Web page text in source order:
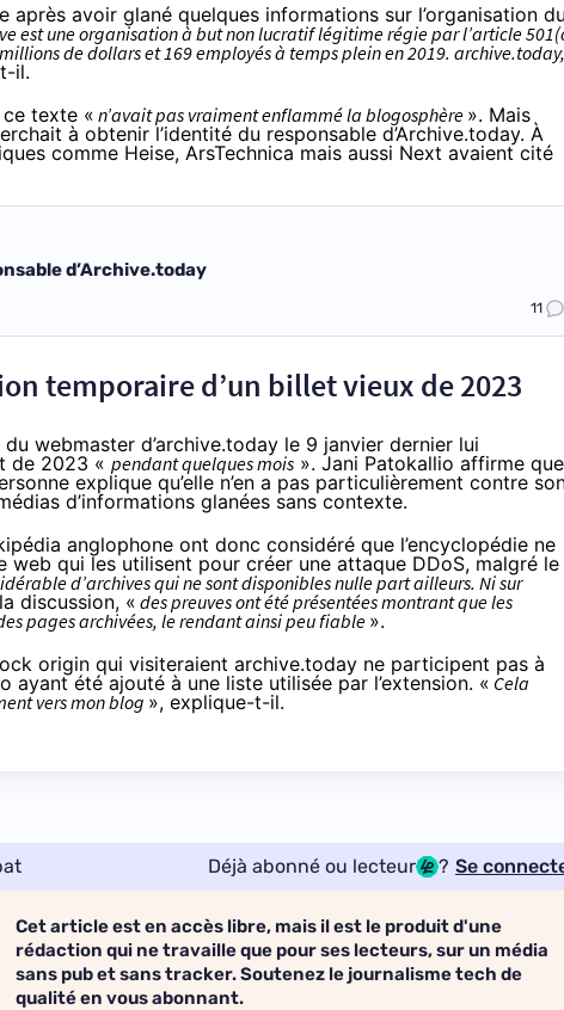
après avoir glané quelques informations sur l’organisation du
est une organisation à but non lucratif légitime régie par l’article
de dollars et 169 employés à temps plein en 2019. archive.today,
il.
ce texte « n’avait pas vraiment enflammé la blogosphère ». Mais
à obtenir l’identité du responsable d’Archive.today. À
comme Heise, ArsTechnicamais aussi Next avaient cité
d’Archive.today
11
temporaire d’un billet vieux de 2023
webmaster d’archive.today le 9 janvier dernier lui
de 2023 « pendant quelques mois ». Jani Patokallio affirme
explique qu’elle n’en a pas particulièrement contre
d’informations glanées sans contexte.
anglophone ont donc considéré que l’encyclopédie ne
qui les utilisent pour créer une attaque DDoS, malgré le
d’archives qui ne sont disponibles nulle part ailleurs. Ni sur
discussion, « des preuves ont été présentées montrant que les
pages archivées, le rendant ainsi peu fiable ».
origin qui visiteraient archive.today ne participent pas à
ayant été ajouté à une liste utilisée par l’extension. « Cela
vers mon blog », explique-t-il.
Déjà abonné ou lecteur ? Se
Cet article est en accès libre, mais il est le produit d'une
rédaction qui ne travaille que pour ses lecteurs, sur un média
sans pub et sans tracker. Soutenez le journalisme tech de
qualité en vous abonnant.